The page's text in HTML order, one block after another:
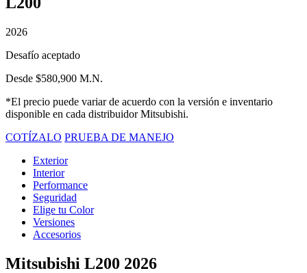
2026
Desafío aceptado
Desde $580,900 M.N.
*El precio puede variar de acuerdo con la versión e inventario
disponible en cada distribuidor Mitsubishi.
COTÍZALO PRUEBA DE MANEJO
Exterior
Interior
Performance
Seguridad
Elige tu Color
Versiones
Accesorios
Mitsubishi L200 2026